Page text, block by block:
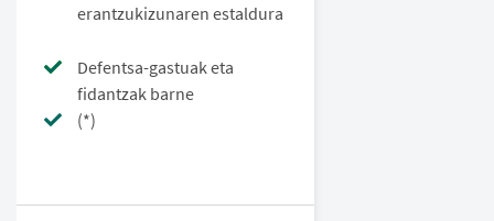
erantzukizunaren estaldura
Defentsa-gastuak eta
fidantzak barne
(*)